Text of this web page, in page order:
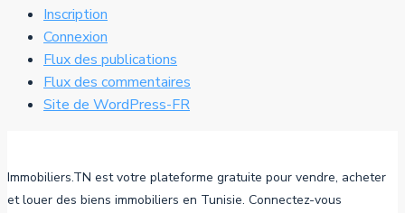
Inscription
Connexion
Flux des publications
Flux des commentaires
Site de WordPress-FR
Immobiliers.TN est votre plateforme gratuite pour vendre, acheter
et louer des biens immobiliers en Tunisie. Connectez-vous